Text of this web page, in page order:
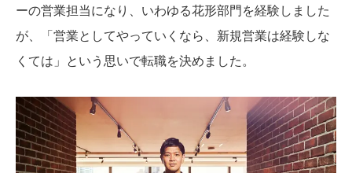
ーの営業担当になり、いわゆる花形部門を経験しました
が、「営業としてやっていくなら、新規営業は経験しな
くては」という思いで転職を決めました。